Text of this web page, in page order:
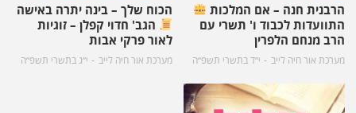
הרבנית חנה – אם המלכות
התוועדות לכבוד ו' תשרי עם
הרב מנחם הלפרין
מערכת אור חיה לייב י״ד בתשרי תשפ״ה
הכוח שלך – בינה יתרה באישה
הגב' חדוי קפלן – זוגיות
לאור פרקי אבות
מערכת אור חיה לייב י״ג בתשרי תשפ״ה